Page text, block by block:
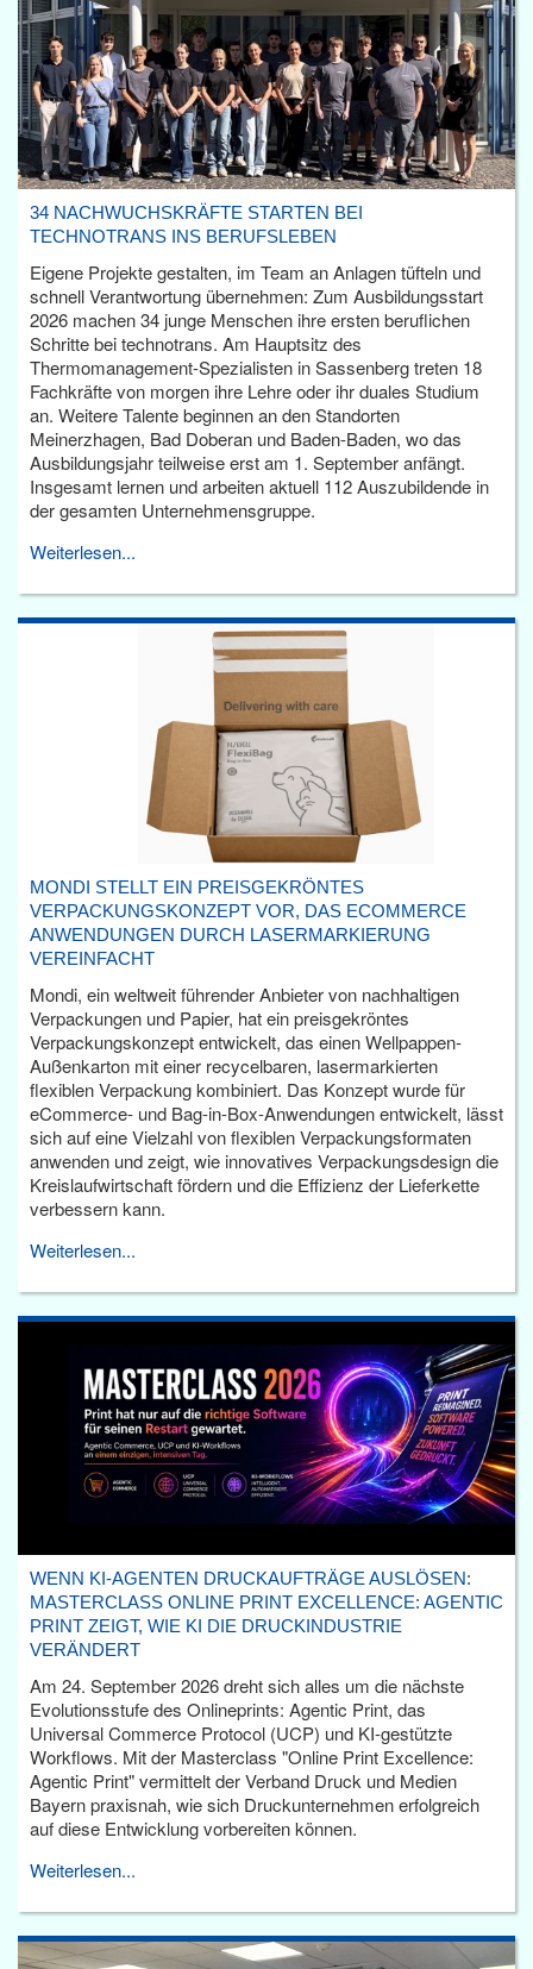
34 NACHWUCHSKRÄFTE STARTEN BEI
TECHNOTRANS INS BERUFSLEBEN
Eigene Projekte gestalten, im Team an Anlagen tüfteln und
schnell Verantwortung übernehmen: Zum Ausbildungsstart
2026 machen 34 junge Menschen ihre ersten beruflichen
Schritte bei technotrans. Am Hauptsitz des
Thermomanagement-Spezialisten in Sassenberg treten 18
Fachkräfte von morgen ihre Lehre oder ihr duales Studium
an. Weitere Talente beginnen an den Standorten
Meinerzhagen, Bad Doberan und Baden-Baden, wo das
Ausbildungsjahr teilweise erst am 1. September anfängt.
Insgesamt lernen und arbeiten aktuell 112 Auszubildende in
der gesamten Unternehmensgruppe.
Weiterlesen...
MONDI STELLT EIN PREISGEKRÖNTES
VERPACKUNGSKONZEPT VOR, DAS ECOMMERCE
ANWENDUNGEN DURCH LASERMARKIERUNG
VEREINFACHT
Mondi, ein weltweit führender Anbieter von nachhaltigen
Verpackungen und Papier, hat ein preisgekröntes
Verpackungskonzept entwickelt, das einen Wellpappen-
Außenkarton mit einer recycelbaren, lasermarkierten
flexiblen Verpackung kombiniert. Das Konzept wurde für
eCommerce- und Bag-in-Box-Anwendungen entwickelt, lässt
sich auf eine Vielzahl von flexiblen Verpackungsformaten
anwenden und zeigt, wie innovatives Verpackungsdesign die
Kreislaufwirtschaft fördern und die Effizienz der Lieferkette
verbessern kann.
Weiterlesen...
WENN KI-AGENTEN DRUCKAUFTRÄGE AUSLÖSEN:
MASTERCLASS ONLINE PRINT EXCELLENCE: AGENTIC
PRINT ZEIGT, WIE KI DIE DRUCKINDUSTRIE
VERÄNDERT
Am 24. September 2026 dreht sich alles um die nächste
Evolutionsstufe des Onlineprints: Agentic Print, das
Universal Commerce Protocol (UCP) und KI-gestützte
Workflows. Mit der Masterclass "Online Print Excellence:
Agentic Print" vermittelt der Verband Druck und Medien
Bayern praxisnah, wie sich Druckunternehmen erfolgreich
auf diese Entwicklung vorbereiten können.
Weiterlesen...